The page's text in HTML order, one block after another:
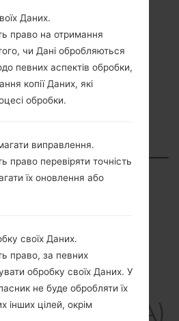
to 50 of 72 entries
Даних.
право на отримання
чи Дані обробляються
певних аспектів обробки,
копії Даних, які
обробки.
виправлення.
право перевіряти точність
їх оновлення або
своїх Даних.
право, за певних
обробку своїх Даних. У
не буде обробляти їх
інших цілей, окрім